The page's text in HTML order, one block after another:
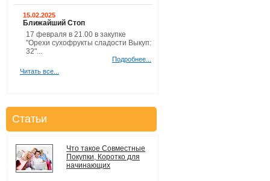
15.02.2025
Ближайший Стоп
17 февраля в 21.00 в закупке
"Орехи сухофрукты сладости Выкуп:
32"...
Подробнее...
Читать все...
Статьи
Что такое Совместные
Покупки, Коротко для
начинающих